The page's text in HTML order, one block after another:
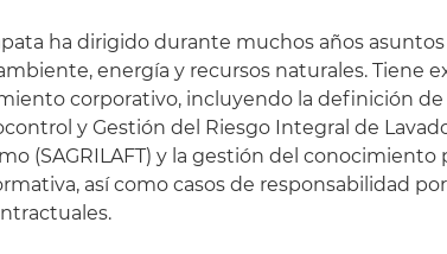
ha dirigido durante muchos años
energía y recursos naturales. Tiene
corporativo, incluyendo la definición de
y Gestión del Riesgo Integral de
(SAGRILAFT) y la gestión del
así como casos de responsabilidad